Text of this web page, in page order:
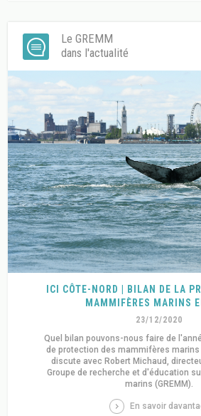
Le GREMM
dans l'actualité
ICI CÔTE-NORD | BILAN DE LA
MAMMIFÈRES MARINS
23/12/2020
Quel bilan pouvons-nous faire de
de protection des mammifères marins
discute avec Robert Michaud,
Groupe de recherche et d'éducation
marins (GREMM).
En savoir